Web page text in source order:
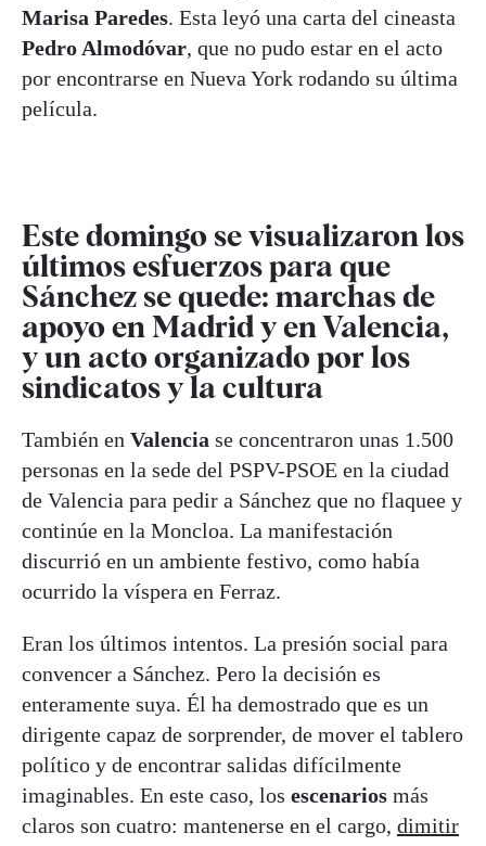
Marisa Paredes. Esta leyó una carta del cineasta
Pedro Almodóvar, que no pudo estar en el acto
por encontrarse en Nueva York rodando su última
película.
Este domingo se visualizaron los
últimos esfuerzos para que
Sánchez se quede: marchas de
apoyo en Madrid y en Valencia,
y un acto organizado por los
sindicatos y la cultura
También en Valencia se concentraron unas 1.500
personas en la sede del PSPV-PSOE en la ciudad
de Valencia para pedir a Sánchez que no flaquee y
continúe en la Moncloa. La manifestación
discurrió en un ambiente festivo, como había
ocurrido la víspera en Ferraz.
Eran los últimos intentos. La presión social para
convencer a Sánchez. Pero la decisión es
enteramente suya. Él ha demostrado que es un
dirigente capaz de sorprender, de mover el tablero
político y de encontrar salidas difícilmente
imaginables. En este caso, los escenarios más
claros son cuatro: mantenerse en el cargo, dimitir